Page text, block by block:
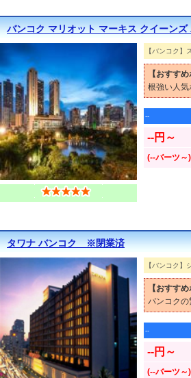
バンコク マリオット マーキス クイーンズ
【バンコク】
【おすす
根強い人
--
--円～
(--バーツ～)
タワナ バンコク ※閉業済
【バンコク】
【おすす
バンコク
--
--円～
(--バーツ～)